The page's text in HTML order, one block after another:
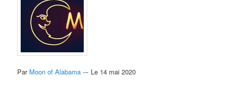
ParMoon of Alabama -− Le 14 mai 2020